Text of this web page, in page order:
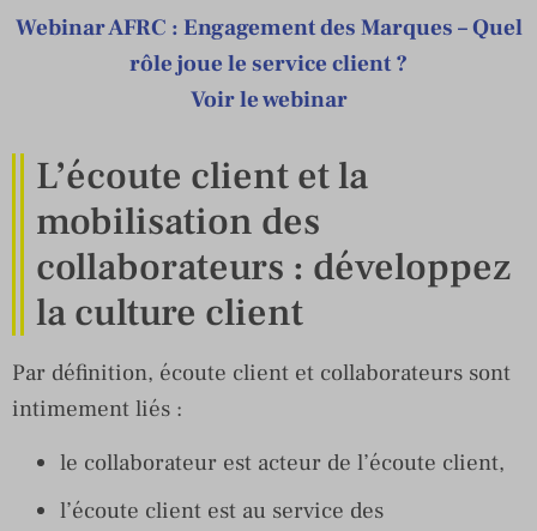
Webinar AFRC : Engagement des Marques – Quel
rôle joue le service client ?
Voir le webinar
L’écoute client et la
mobilisation des
collaborateurs : développez
la culture client
Par définition, écoute client et collaborateurs sont
intimement liés :
le collaborateur est acteur de l’écoute client,
l’écoute client est au service des